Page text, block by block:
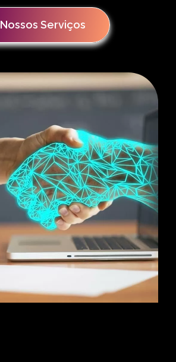
Nossos Serviços